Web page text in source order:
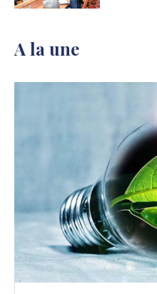
A la une